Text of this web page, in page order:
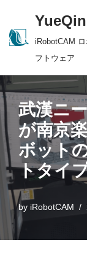
Skip
iRobotCAM
フトウェア
武漢ニ
が南京
ボット
トタイ
by iRobotCAM